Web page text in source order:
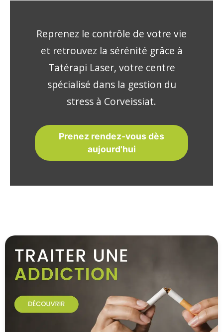
Reprenez le contrôle de votre vie
et retrouvez la sérénité grâce à
Tatérapi Laser, votre centre
spécialisé dans la gestion du
stress à Corveissiat.
Prenez rendez-vous dès
aujourd'hui